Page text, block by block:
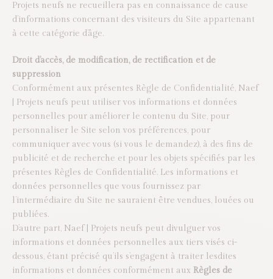
Projets neufs ne recueillera pas en connaissance de cause
d’informations concernant des visiteurs du Site appartenant
à cette catégorie d’âge.
Droit d’accès, de modification, de rectification et de
suppression
Conformément aux présentes Règle de Confidentialité, Naef
| Projets neufs peut utiliser vos informations et données
personnelles pour améliorer le contenu du Site, pour
personnaliser le Site selon vos préférences, pour
communiquer avec vous (si vous le demandez), à des fins de
publicité et de recherche et pour les objets spécifiés par les
présentes Règles de Confidentialité. Les informations et
données personnelles que vous fournissez par
l’intermédiaire du Site ne sauraient être vendues, louées ou
publiées.
D’autre part, Naef | Projets neufs peut divulguer vos
informations et données personnelles aux tiers visés ci-
dessous, étant précisé qu’ils s’engagent à traiter lesdites
informations et données conformément aux Règles de